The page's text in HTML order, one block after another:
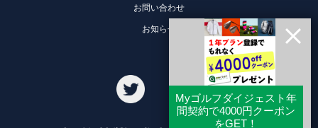
お問い合わせ
お知らせ